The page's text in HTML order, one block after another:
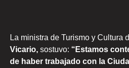
La ministra de Turismo y Cultura
Vicario, sostuvo: “Estamos
de haber trabajado con la